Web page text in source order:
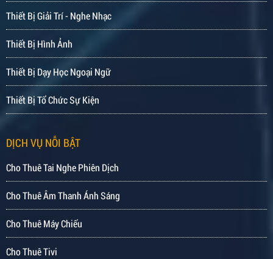
Thiết Bị Giải Trí - Nghe Nhạc
Thiết Bị Hình Ảnh
Thiết Bị Dạy Học Ngoại Ngữ
Thiết Bị Tổ Chức Sự Kiện
DỊCH VỤ NỖI BẬT
Cho Thuê Tai Nghe Phiên Dịch
Cho Thuê Âm Thanh Ánh Sáng
Cho Thuê Máy Chiếu
Cho Thuê Tivi